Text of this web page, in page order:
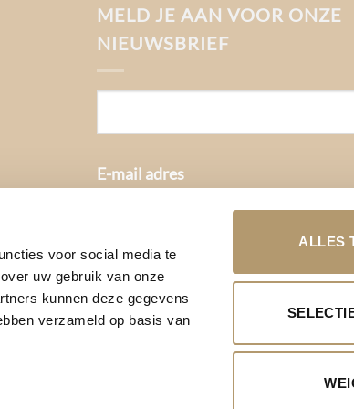
voor social media te
uw gebruik van onze
kunnen deze gegevens
verzameld op basis van
ALLES
MELD JE AAN VOOR ONZE
NIEUWSBRIEF
E-mail adres